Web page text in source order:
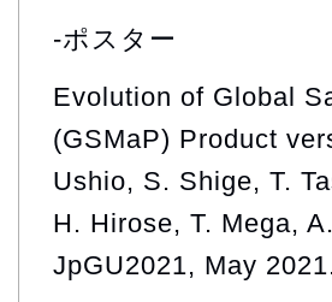
-ポスター
Evolution of Global
(GSMaP) Product
Ushio, S. Shige, T.
H. Hirose, T. Mega,
JpGU2021, May